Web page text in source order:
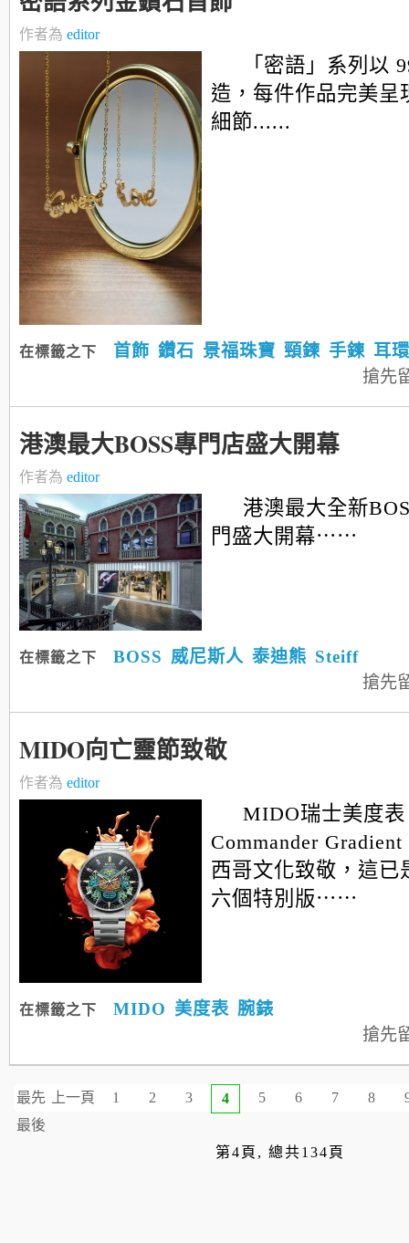
作者為 editor
「密語」系列以
造，每件作品完美呈
細節......
在標籤之下 首飾 鑽石 景福珠寶 頸鍊 手鍊 耳環
搶先
港澳最大BOSS專門店盛大開幕
作者為 editor
港澳最大全新
門盛大開幕⋯⋯
在標籤之下 BOSS 威尼斯人 泰迪熊 Steiff
搶先
MIDO向亡靈節致敬
作者為 editor
MIDO瑞士美度
Commander
西哥文化致敬，這已
六個特別版⋯⋯
在標籤之下 MIDO 美度表 腕錶
搶先
最先 上一頁 1 2 3 4 5 6 7 8
最後
第4頁, 總共134頁